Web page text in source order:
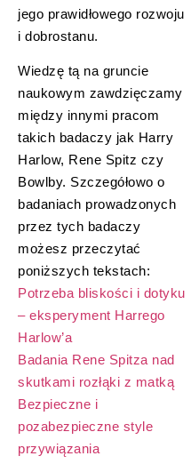
jego prawidłowego rozwoju
i dobrostanu.
Wiedzę tą na gruncie
naukowym zawdzięczamy
między innymi pracom
takich badaczy jak Harry
Harlow, Rene Spitz czy
Bowlby. Szczegółowo o
badaniach prowadzonych
przez tych badaczy
możesz przeczytać
poniższych tekstach:
Potrzeba bliskości i dotyku
– eksperyment Harrego
Harlow’a
Badania Rene Spitza nad
skutkami rozłąki z matką
Bezpieczne i
pozabezpieczne style
przywiązania